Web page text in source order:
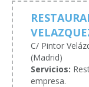
C/ Pintor
(Madrid)
Servicios:
empresa.